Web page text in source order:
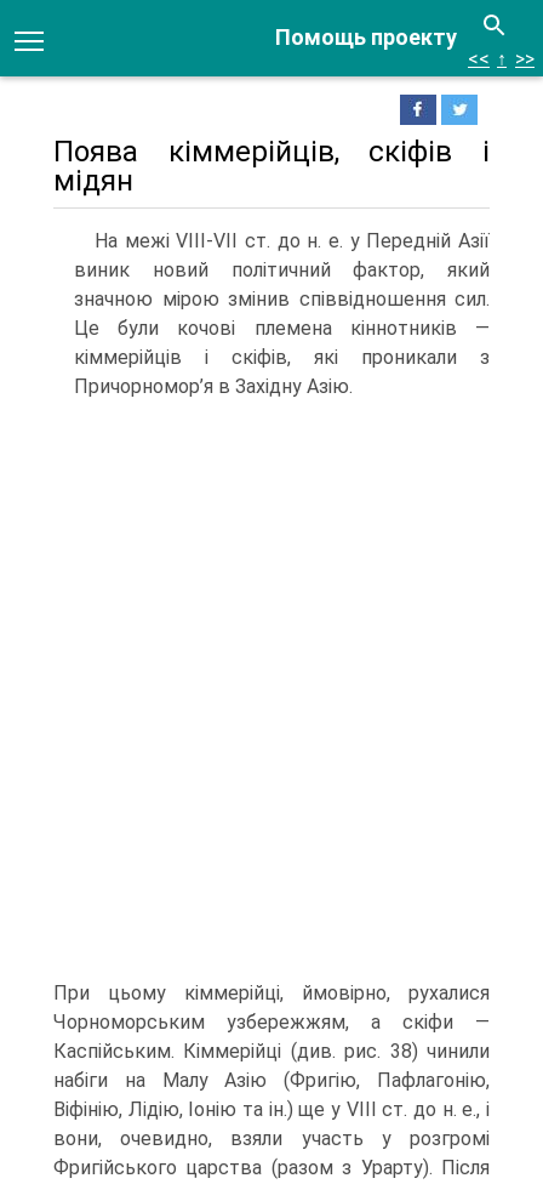
Помощь проекту
<< ↑ >>
Поява кіммерійців, скіфів і
мідян
На межі VIII-VII ст. до н. е. у Передній Азії
виник новий політичний фактор, який
значною мірою змінив співвідношення сил.
Це були кочові племена кіннотників —
кіммерійців і скіфів, які проникали з
Причорномор’я в Західну Азію.
При цьому кіммерійці, ймовірно, рухалися
Чорноморським узбережжям, а скіфи —
Каспійсь­ким. Кіммерійці (див. рис. 38) чинили
набіги на Малу Азію (Фригію, Пафлагонію,
Віфінію, Лідію, Іонію та ін.) ще у VIII ст. до н. е., і
вони, очевидно, взяли участь у розгромі
Фригійського царства (разом з Урарту). Після